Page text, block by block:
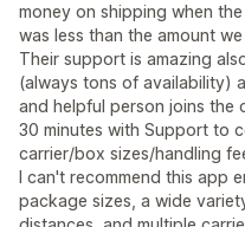
money on shipping when
was less than the amount
Their support is amazing
(always tons of availability)
and helpful person joins the
30 minutes with Support to
carrier/box sizes/handling
I can't recommend this app
package sizes, a wide